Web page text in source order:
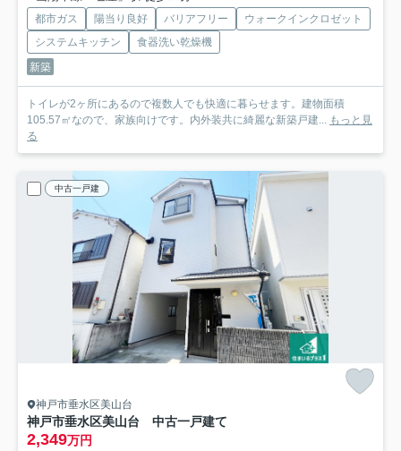
都市ガス 陽当り良好 バリアフリー
ウォークインクロゼット
システムキッチン
食器洗い乾燥機
新築
トイレが2ヶ所にあるので複数人でも快適に暮らせます。建物面積
105.57㎡なので、家族向けです。内外装共に綺麗な新築戸建... もっと見
る
中古一戸建
神戸市垂水区美山台
神戸市垂水区美山台 中古一戸建て
2,349万円